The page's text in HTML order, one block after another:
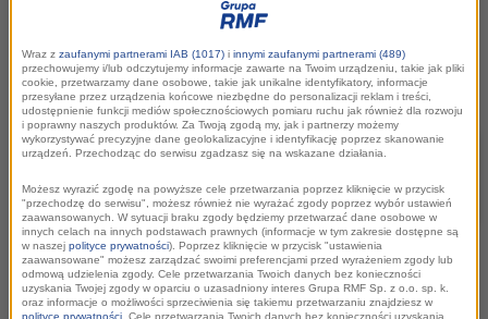
właśnie z Rynku Głównego poprowadzili
specjalne wydanie Faktów RMF FM. Nie
zabrakło także Świętego Mikołaja, który rozdał
uczniom upominki i słodycze.
Wraz z zaufanymi partnerami IAB (1017) i innymi zaufanymi partnerami (489)
przechowujemy i/lub odczytujemy informacje zawarte na Twoim urządzeniu, takie jak pliki
cookie, przetwarzamy dane osobowe, takie jak unikalne identyfikatory, informacje
przesyłane przez urządzenia końcowe niezbędne do personalizacji reklam i treści,
udostępnienie funkcji mediów społecznościowych pomiaru ruchu jak również dla rozwoju
i poprawny naszych produktów. Za Twoją zgodą my, jak i partnerzy możemy
wykorzystywać precyzyjne dane geolokalizacyjne i identyfikację poprzez skanowanie
urządzeń. Przechodząc do serwisu zgadzasz się na wskazane działania.
Możesz wyrazić zgodę na powyższe cele przetwarzania poprzez kliknięcie w przycisk
"przechodzę do serwisu", możesz również nie wyrażać zgody poprzez wybór ustawień
zaawansowanych. W sytuacji braku zgody będziemy przetwarzać dane osobowe w
innych celach na innych podstawach prawnych (informacje w tym zakresie dostępne są
w naszej polityce prywatności). Poprzez kliknięcie w przycisk "ustawienia
zaawansowane" możesz zarządzać swoimi preferencjami przed wyrażeniem zgody lub
odmową udzielenia zgody. Cele przetwarzania Twoich danych bez konieczności
uzyskania Twojej zgody w oparciu o uzasadniony interes Grupa RMF Sp. z o.o. sp. k.
oraz informacje o możliwości sprzeciwienia się takiemu przetwarzaniu znajdziesz w
polityce prywatności . Cele przetwarzania Twoich danych bez konieczności uzyskania